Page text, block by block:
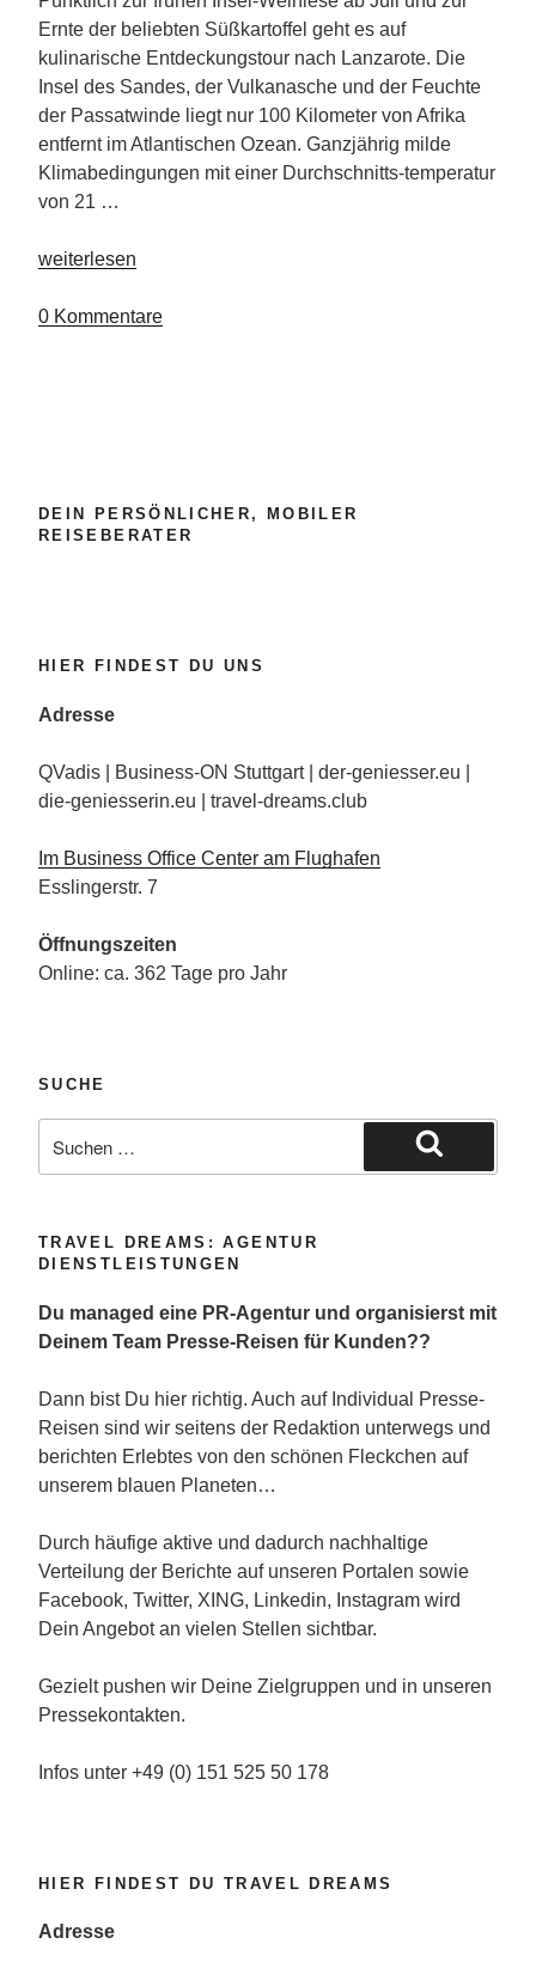
Ernte der beliebten Süßkartoffel geht es auf
kulinarische Entdeckungstour nach Lanzarote. Die
Insel des Sandes, der Vulkanasche und der Feuchte
der Passatwinde liegt nur 100 Kilometer von Afrika
entfernt im Atlantischen Ozean. Ganzjährig milde
Klimabedingungen mit einer Durchschnitts-temperatur
von 21 …
„Kulinarisches
Reise-
weiterlesen
0 Kommentare
DEIN PERSÖNLICHER, MOBILER
REISEBERATER
HIER FINDEST DU UNS
Adresse
QVadis | Business-ON Stuttgart | der-geniesser.eu |
die-geniesserin.eu | travel-dreams.club
Im Business Office Center am Flughafen
Esslingerstr. 7
Öffnungszeiten
Online: ca. 362 Tage pro Jahr
SUCHE
nach:
Suchen
TRAVEL DREAMS: AGENTUR
DIENSTLEISTUNGEN
Du managed eine PR-Agentur und organisierst mit
Deinem Team Presse-Reisen für Kunden??
Dann bist Du hier richtig. Auch auf Individual Presse-
Reisen sind wir seitens der Redaktion unterwegs und
berichten Erlebtes von den schönen Fleckchen auf
unserem blauen Planeten…
Durch häufige aktive und dadurch nachhaltige
Verteilung der Berichte auf unseren Portalen sowie
Facebook, Twitter, XING, Linkedin, Instagram wird
Dein Angebot an vielen Stellen sichtbar.
Gezielt pushen wir Deine Zielgruppen und in unseren
Pressekontakten.
Infos unter +49 (0) 151 525 50 178
HIER FINDEST DU TRAVEL DREAMS
Adresse